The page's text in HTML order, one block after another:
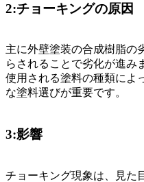
2:チョーキングの原因
主に外壁塗装の合成樹脂の
らされることで劣化が進み
使用される塗料の種類によ
な塗料選びが重要です。
3:影響
チョーキング現象は、見た